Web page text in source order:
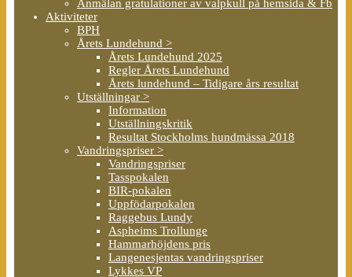
Anmälan gratulationer av valpkull på hemsida & Fb
Aktiviteter
BPH
Årets Lundehund >
Årets Lundehund 2025
Regler Årets Lundehund
Årets lundehund – Tidigare års resultat
Utställningar >
Information
Utställningskritik
Resultat Stockholms hundmässa 2018
Vandringspriser >
Vandringspriser
Tasspokalen
BIR-pokalen
Uppfödarpokalen
Raggebus Lundy
Aspheims Trollunge
Hammarhöjdens pris
Langenesjentas vandringspriser
Lykkes VP